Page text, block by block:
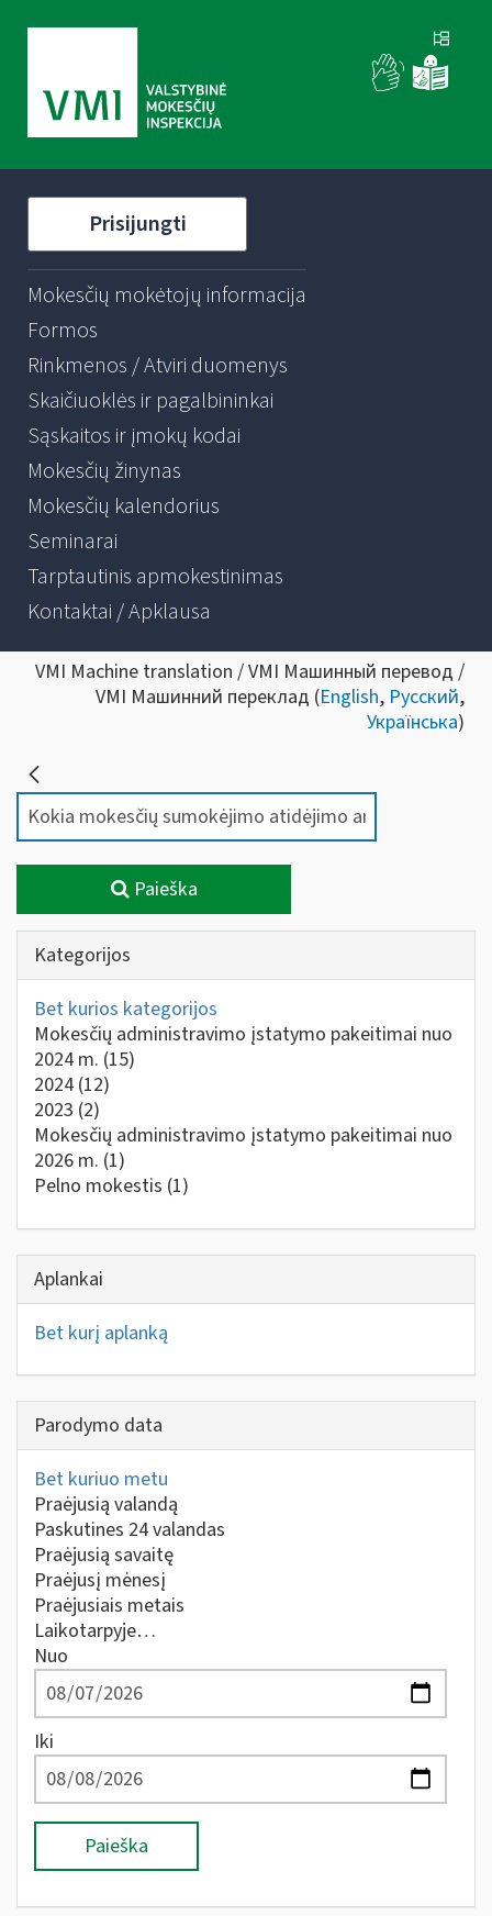
Prisijungti
Mokesčių mokėtojų informacija
Formos
Rinkmenos / Atviri duomenys
Skaičiuoklės ir pagalbininkai
Sąskaitos ir įmokų kodai
Mokesčių žinynas
Mokesčių kalendorius
Seminarai
Tarptautinis apmokestinimas
Kontaktai / Apklausa
VMI Machine translation / VMI Машинный перевод /
VMI Машинний переклад (English, Русский,
Українська)
Paieška
Kategorijos
Bet kurios kategorijos
Mokesčių administravimo įstatymo pakeitimai nuo
2024 m. (15)
2024 (12)
2023 (2)
Mokesčių administravimo įstatymo pakeitimai nuo
2026 m. (1)
Pelno mokestis (1)
Aplankai
Bet kurį aplanką
Parodymo data
Bet kuriuo metu
Praėjusią valandą
Paskutines 24 valandas
Praėjusią savaitę
Praėjusį mėnesį
Praėjusiais metais
Laikotarpyje…
Nuo
Iki
Paieška